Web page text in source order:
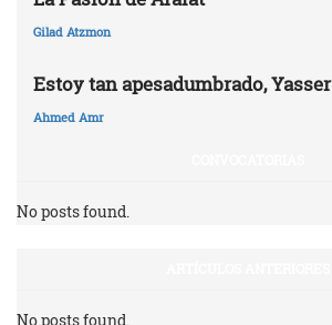
Gilad Atzmon
Estoy tan apesadumbrado, Yasser
Ahmed Amr
No posts found.
No posts found.